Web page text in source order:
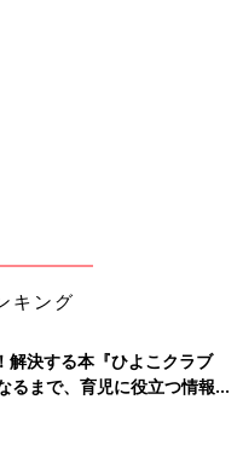
キング
解決する本『ひよこクラブ
まで、育児に役立つ情報が